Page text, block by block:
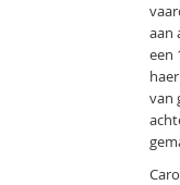
aan
een
van